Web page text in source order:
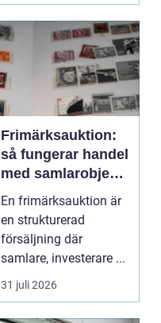
Frimärksauktion:
så fungerar handel
med samlarobjekt i
praktiken
En frimärksauktion är
en strukturerad
försäljning där
samlare, investerare ...
31 juli 2026